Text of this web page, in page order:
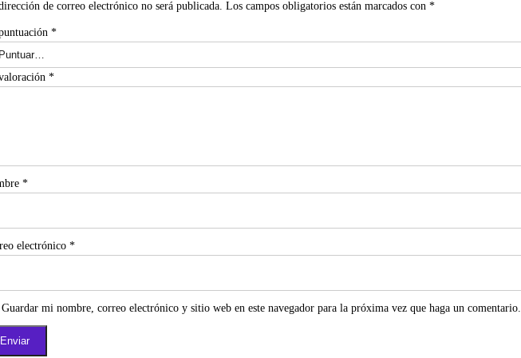
de correo electrónico no será publicada. Los campos obligatorios están marcados con *
*
*
*
electrónico *
Guardar mi nombre, correo electrónico y sitio web en este navegador para la próxima vez que haga un comentario.